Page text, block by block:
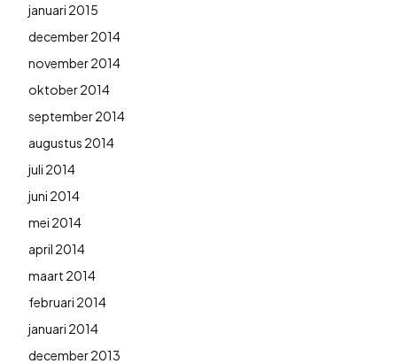
januari 2015
december 2014
november 2014
oktober 2014
september 2014
augustus 2014
juli 2014
juni 2014
mei 2014
april 2014
maart 2014
februari 2014
januari 2014
december 2013